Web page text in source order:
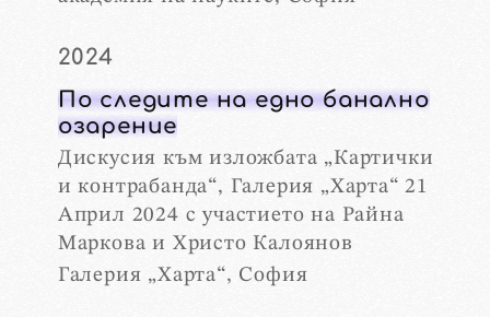
2024
По следите на едно банално
озарение
Дискусия към изложбата „Картички
и контрабанда“, Галерия „Харта“ 21
Април 2024 с участието на Райна
Маркова и Христо Калоянов
Галерия „Харта“, София